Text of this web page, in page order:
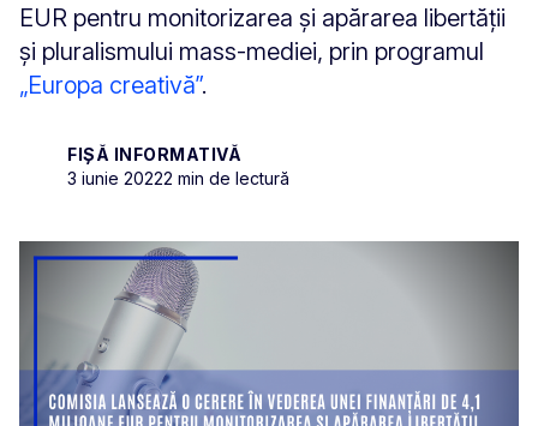
EUR pentru monitorizarea și apărarea libertății
și pluralismului mass-mediei, prin programul
„Europa creativă”.
FIȘĂ INFORMATIVĂ
3 iunie 20222 min de lectură